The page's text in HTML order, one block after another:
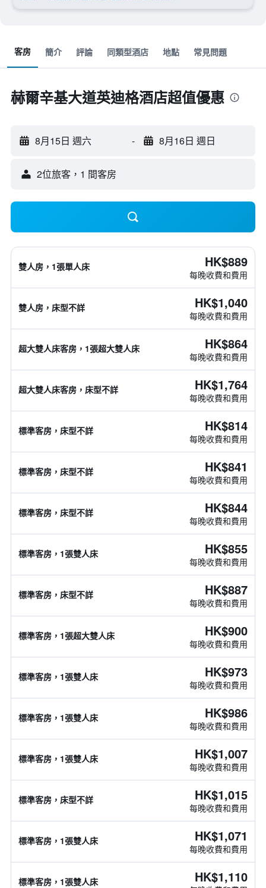
客房 簡介 評論 同類型酒店 地點 常見問題
赫爾辛基大道英迪格酒店超值優惠
8月15日 週六 - 8月16日 週日
2位旅客，1 間客房
雙人房，1張單人床 HK$889
每晚收費和費用
雙人房，床型不詳 HK$1,040
每晚收費和費用
超大雙人床客房，1張超大雙人床 HK$864
每晚收費和費用
超大雙人床客房，床型不詳 HK$1,764
每晚收費和費用
標準客房，床型不詳 HK$814
每晚收費和費用
標準客房，床型不詳 HK$841
每晚收費和費用
標準客房，床型不詳 HK$844
每晚收費和費用
標準客房，1張雙人床 HK$855
每晚收費和費用
標準客房，床型不詳 HK$887
每晚收費和費用
標準客房，1張超大雙人床 HK$900
每晚收費和費用
標準客房，1張雙人床 HK$973
每晚收費和費用
標準客房，1張雙人床 HK$986
每晚收費和費用
標準客房，1張雙人床 HK$1,007
每晚收費和費用
標準客房，床型不詳 HK$1,015
每晚收費和費用
標準客房，1張雙人床 HK$1,071
每晚收費和費用
標準客房，1張雙人床 HK$1,110